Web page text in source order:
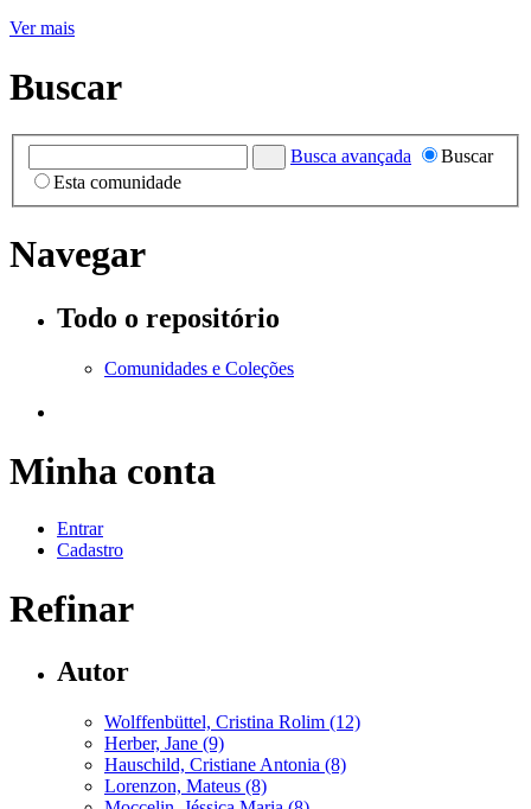
Ver mais
Buscar
Busca avançada
Buscar
Esta comunidade
Navegar
Todo o repositório
Comunidades e Coleções
Minha conta
Entrar
Cadastro
Refinar
Autor
Wolffenbüttel, Cristina Rolim (12)
Herber, Jane (9)
Hauschild, Cristiane Antonia (8)
Lorenzon, Mateus (8)